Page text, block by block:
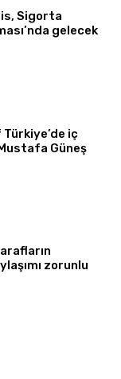
Sigorta
gelecek
iç
Güneş
zorunlu